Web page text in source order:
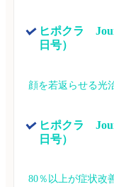
ヒポクラ　
日号）
顔を若返らせる光
ヒポクラ　
日号）
80％以上が症状改